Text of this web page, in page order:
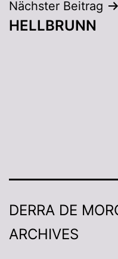
Nächster Beitrag
HELLBRUNN
DERRA DE
ARCHIVES